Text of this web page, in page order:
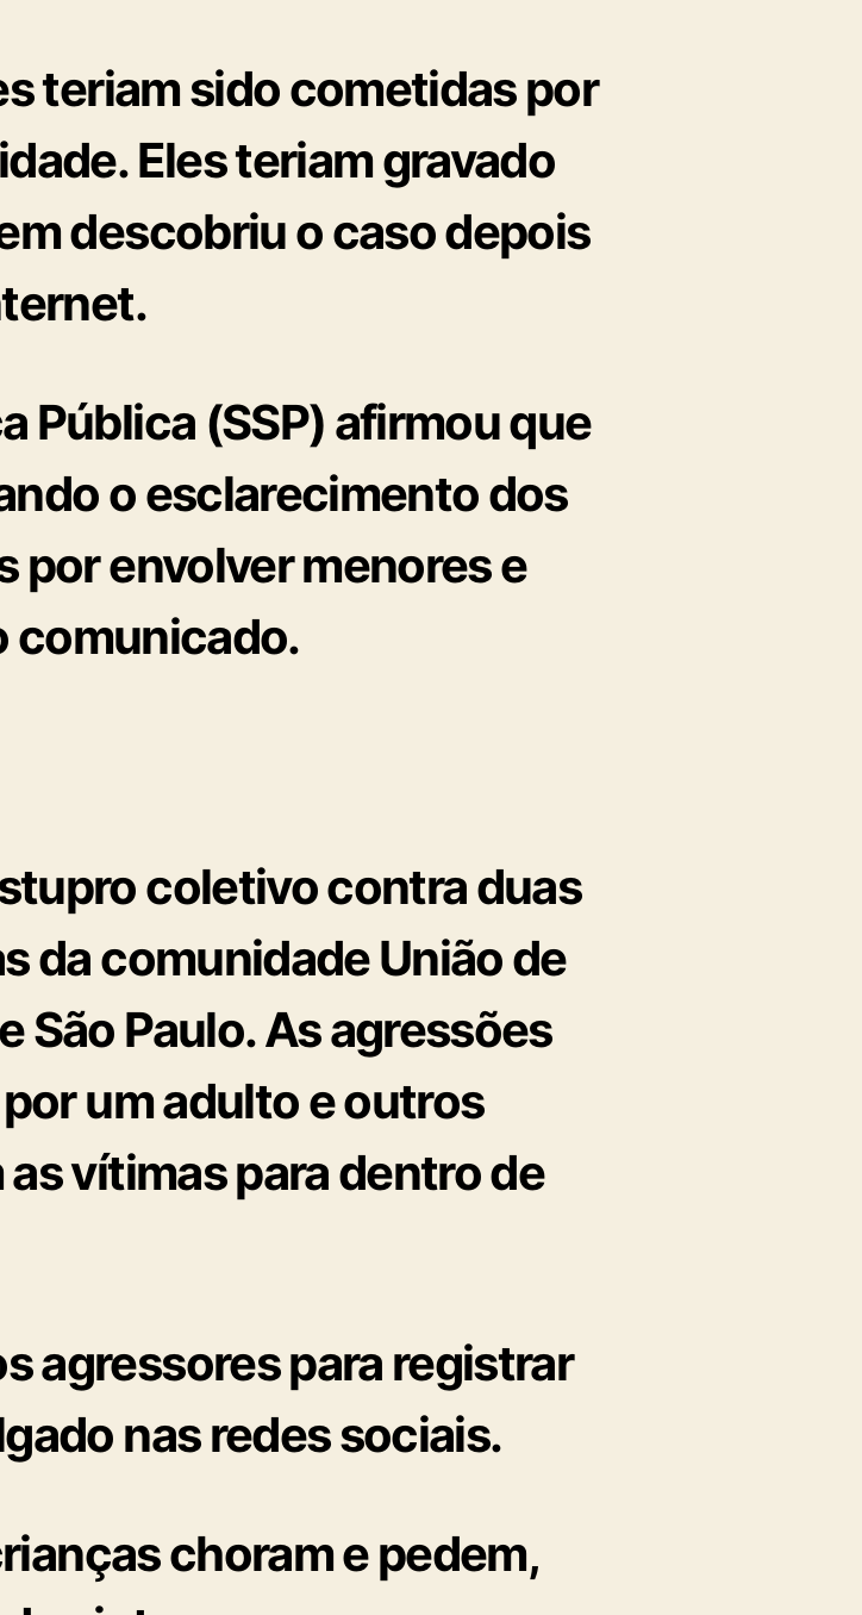
teriam sido cometidas por
Eles teriam gravado
descobriu o caso depois
Pública (SSP) afirmou que
o esclarecimento dos
por envolver menores e
comunicado.
coletivo contra duas
da comunidade União de
São Paulo. As agressões
um adulto e outros
vítimas para dentro de
agressores para registrar
nas redes sociais.
choram e pedem,